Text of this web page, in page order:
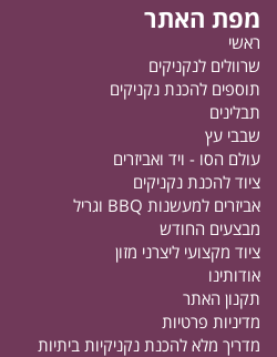
מפת האתר
ראשי
שרוולים לנקניקים
תוספים להכנת נקניקים
תבלינים
שבבי עץ
עולם הסו - ויד ואביזרים
ציוד להכנת נקניקים
אביזרים למעשנות BBQ וגריל
מבצעים החודש
ציוד מקצועי ליצרני מזון
אודותינו
תקנון האתר
מדיניות פרטיות
מדריך מלא להכנת נקניקיות ביתיות